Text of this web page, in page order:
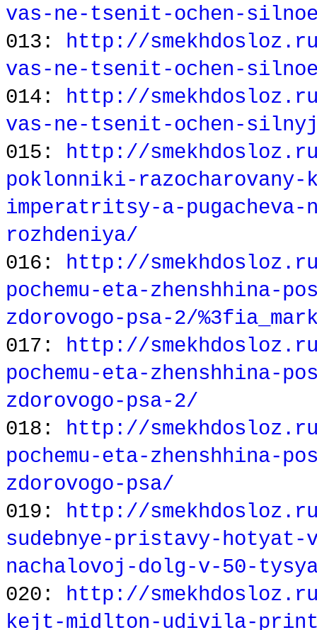
vas-ne-tsenit-ochen-
013: http://
vas-ne-tsenit-ochen-
014: http://
vas-ne-tsenit-ochen-
015: http://
poklonniki-
imperatritsy-a-
rozhdeniya/
016: http://
pochemu-eta-zhenshhina-
zdorovogo-psa-2/
017: http://
pochemu-eta-zhenshhina-
zdorovogo-psa-2/
018: http://
pochemu-eta-zhenshhina-
zdorovogo-psa/
019: http://
sudebnye-pristavy-
nachalovoj-dolg-v-50-
020: http://
kejt-midlton-udivila-